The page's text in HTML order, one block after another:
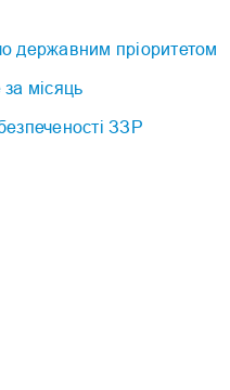
державним пріоритетом
місяць
ЗЗР